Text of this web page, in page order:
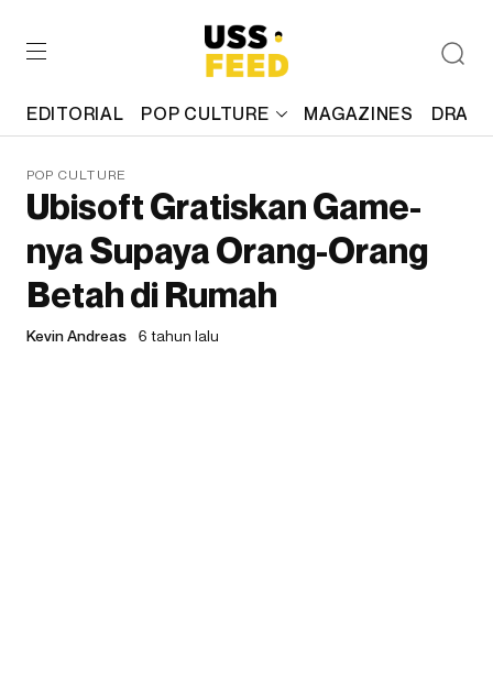
EDITORIAL POP CULTURE MAGAZINES
POP CULTURE
Ubisoft Gratiskan Game-
nya Supaya Orang-Orang
Betah di Rumah
Kevin Andreas 6 tahun lalu